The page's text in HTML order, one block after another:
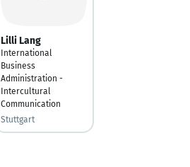
Lilli Lang
International
Business
Administration -
Intercultural
Communication
Stuttgart